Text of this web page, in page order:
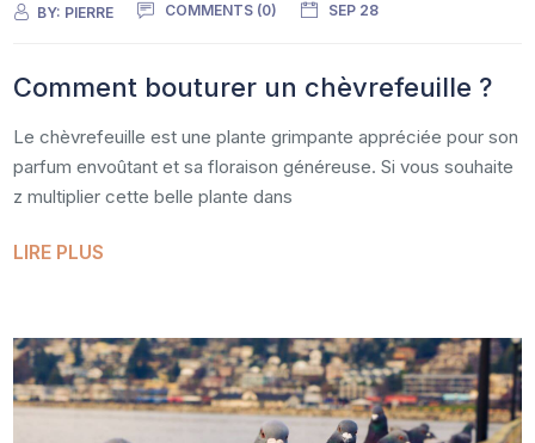
BY: PIERRE COMMENTS (0) SEP 28
Comment bouturer un chèvrefeuille ?
Le chèvrefeuille est une plante grimpante appréciée pour son
parfum envoûtant et sa floraison généreuse. Si vous souhaite
z multiplier cette belle plante dans
LIRE PLUS